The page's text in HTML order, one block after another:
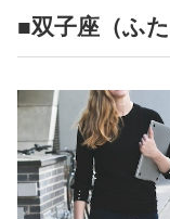
性と愛
■双子座（ふ